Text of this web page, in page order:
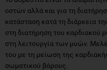
οστών αλλά και για τη
κατάσταση κατά τη διάρκεια
στη διατήρηση του καρδιακού
στη λειτουργία των μυών.
του με τη μείωση της
σωματικού βάρους.